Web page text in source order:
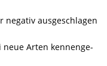
ausgeschlagen
Arten kennenge-